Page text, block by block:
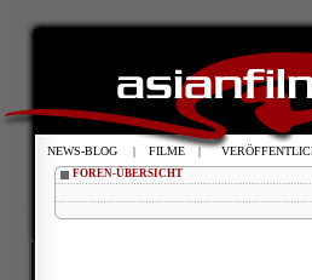
FOREN-ÜBERSICHT
NEWS-BLOG | FILME |